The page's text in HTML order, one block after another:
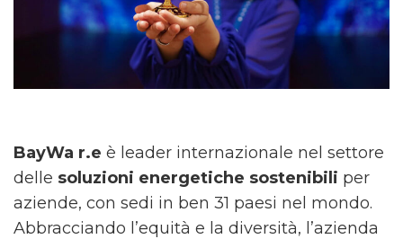
BayWa r.e è leader internazionale nel settore
delle soluzioni energetiche sostenibili per
aziende, con sedi in ben 31 paesi nel mondo.
Abbracciando l’equità e la diversità, l’azienda